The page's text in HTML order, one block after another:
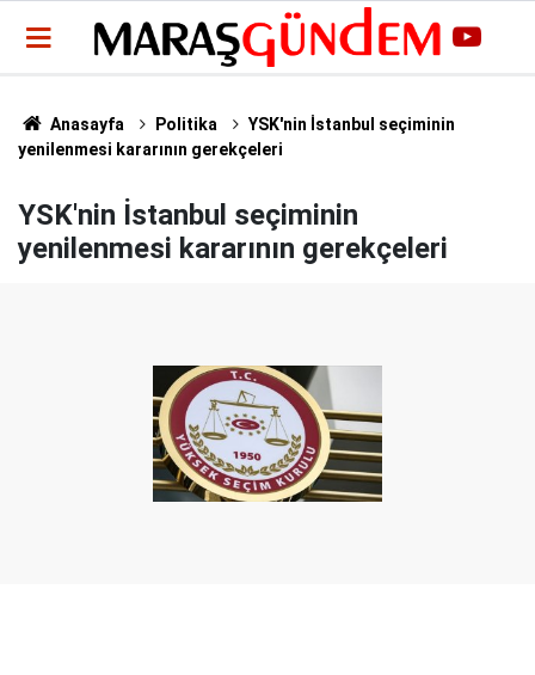
Anasayfa Politika
YSK'nin İstanbul seçiminin
yenilenmesi kararının gerekçeleri
YSK'nin İstanbul seçiminin
yenilenmesi kararının gerekçeleri